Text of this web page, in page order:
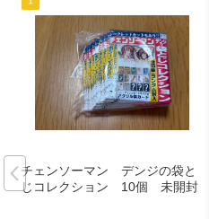
チェンソーマン デンジの袋と
じコレクション 10個 未開封